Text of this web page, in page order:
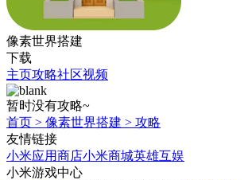
像素世界搭建
下载
主页攻略社区视频
暂时没有攻略~
首页 > 像素世界搭建 > 攻略
友情链接
小米应用商店小米商城英雄互娱
小米游戏中心